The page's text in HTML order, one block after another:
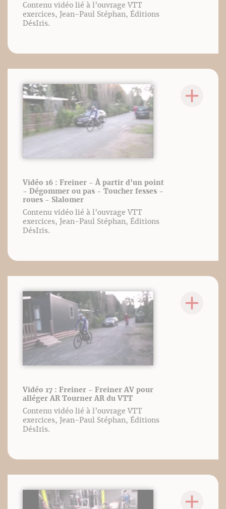
Contenu vidéo lié à l’ouvrage VTT
exercices, Jean-Paul Stéphan, Éditions
DésIris.
Vidéo 16 : Freiner - À partir d'un point
- Dégommer ou pas - Toucher fesses -
roues - Slalomer
Contenu vidéo lié à l’ouvrage VTT
exercices, Jean-Paul Stéphan, Éditions
DésIris.
Vidéo 17 : Freiner - Freiner AV pour
alléger AR Tourner AR du VTT
Contenu vidéo lié à l’ouvrage VTT
exercices, Jean-Paul Stéphan, Éditions
DésIris.